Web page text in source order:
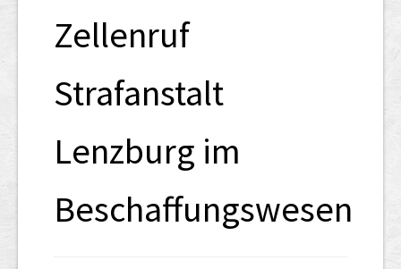
Zellenruf
Strafanstalt
Lenzburg im
Beschaffungswesen